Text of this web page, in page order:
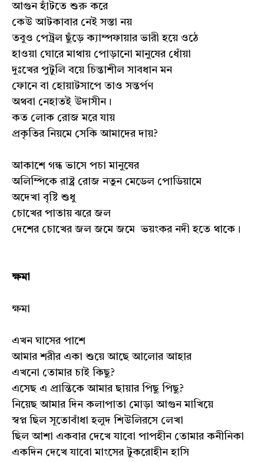
আগুন হাঁটতে শুরু করে
কেউ আটকাবার নেই সস্তা নয়
তবুও পেট্রল ছুঁড়ে ক্যাম্পফায়ার ভারী হয়ে ওঠে
হাওয়া ঘোরে মাথায় পোড়ানো মানুষের ধোঁয়া
দুঃখের পুটুলি বয়ে চিন্তাশীল সাবধান মন
ফোনে বা হোয়াটসাপে তাও সন্তর্পণ
অথবা নেহাতই উদাসীন।
কত লোক রোজ মরে যায়
প্রকৃতির নিয়মে সেকি আমাদের দায়?
আকাশে গন্ধ ভাসে পচা মানুষের
অলিম্পিকে রাষ্ট্র রোজ নতুন মেডেল পোডিয়ামে
অদেখা বৃষ্টি শুধু
চোখের পাতায় ঝরে জল
দেশের চোখের জল জমে জমে ভয়ংকর নদী হতে থাকে।
ক্ষমা
ক্ষমা
এখন ঘাসের পাশে
আমার শরীর একা শুয়ে আছে আলোর আহার
এখনো তোমার চাই কিছু?
এসেছ এ প্রান্তিকে আমার ছায়ার পিছু পিছু?
নিয়েছ আমার দিন কলাপাতা মোড়া আগুন মাখিয়ে
স্বপ্ন ছিল সূতোবাঁধা হলুদ শিউলিরসে লেখা
ছিল আশা একবার দেখে যাবো পাপহীন তোমার কনীনিকা
একদিন দেখে যাবো মাংসের টুকরোহীন হাসি